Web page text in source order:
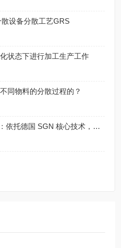
设备分散工艺GRS
状态下进行加工生产工作
同物料的分散过程的？
技术硬核派 | 江苏思峻：依托德国 SGN 核心技术，重新定义在线式乳化机行业新标杆！